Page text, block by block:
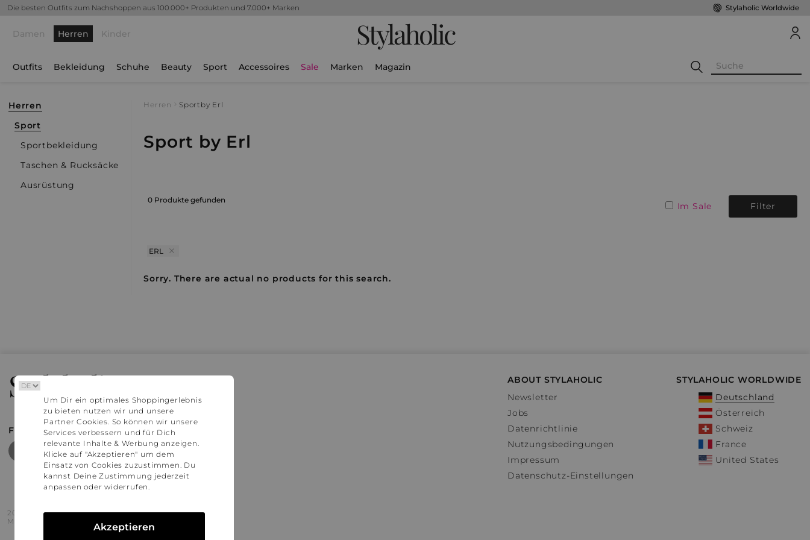
Die besten Outfits zum Nachshoppen aus 100.000+ Produkten und 7.000+ Marken Stylaholic Worldwide
Damen Herren Kinder Stylaholic
Outfits Bekleidung Schuhe Beauty Sport Accessoires Sale Marken Magazin
Herren
Sport
Sportbekleidung
Taschen & Rucksäcke
Ausrüstung
Herren Sport by Erl
Sport by Erl
0 Produkte gefunden
Im Sale Filter
ERL
Sorry. There are actual no products for this search.
Stylaholic
FIND MORE INSPIRATION
ABOUT STYLAHOLIC
Newsletter
Jobs
Datenrichtlinie
Nutzungsbedingungen
Impressum
Datenschutz-Einstellungen
STYLAHOLIC WORLDWIDE
Deutschland
Österreich
Schweiz
France
United States
2016 - 2026 © Stylaholic.
Made for you with love in munich.
Um Dir ein optimales Shoppingerlebnis
zu bieten nutzen wir und unsere
Partner Cookies. So können wir unsere
Services verbessern und für Dich
relevante Inhalte & Werbung anzeigen.
Klicke auf "Akzeptieren" um dem
Einsatz von Cookies zuzustimmen. Du
kannst Deine Zustimmung jederzeit
anpassen oder widerrufen.
Akzeptieren